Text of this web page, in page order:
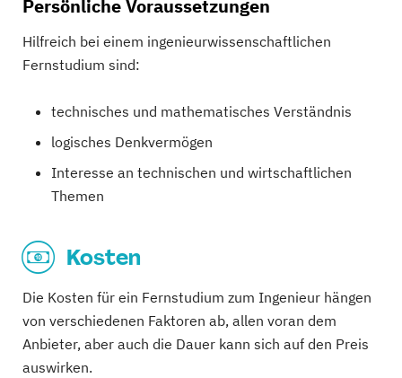
Persönliche Voraussetzungen
Hilfreich bei einem ingenieurwissenschaftlichen
Fernstudium sind:
technisches und mathematisches Verständnis
logisches Denkvermögen
Interesse an technischen und wirtschaftlichen
Themen
Kosten
Die Kosten für ein Fernstudium zum Ingenieur hängen
von verschiedenen Faktoren ab, allen voran dem
Anbieter, aber auch die Dauer kann sich auf den Preis
auswirken.